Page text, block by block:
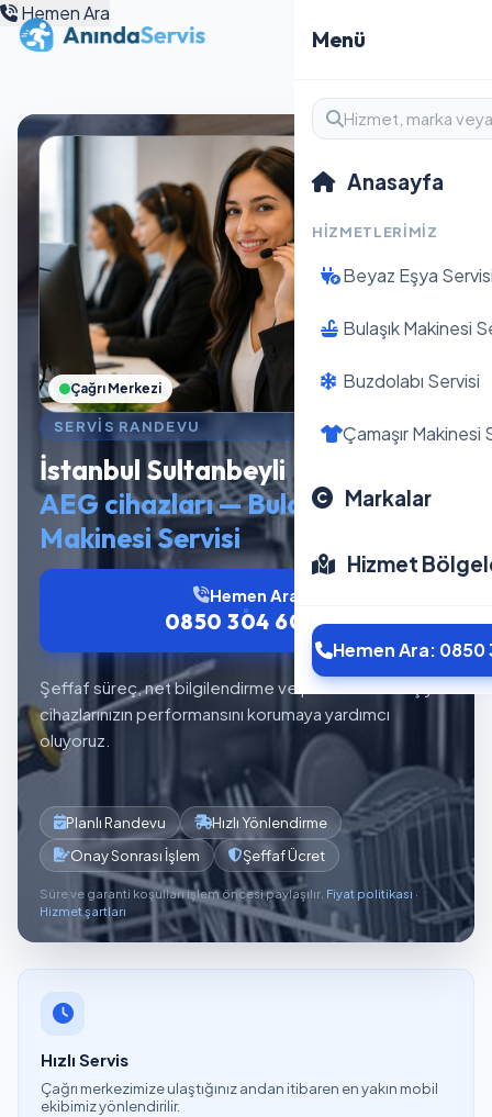
Menü
Anasayfa
HIZMETLERIMIZ
Beyaz Eşya
Bulaşık Makinesi
Buzdolabı Servisi
Çamaşır Makinesi
Markalar
Hizmet
Hemen Ara: 0850
Hemen Ara
SERVIS RANDEVU
İstanbul Sultanbeyli
AEG cihazları — Bulaşık
Makinesi Servisi
Şeffaf süreç, net bilgilendirme ve planlı servis akışıyla
cihazlarınızın performansını korumaya yardımcı
oluyoruz.
Hemen Ara
0850 304 6012
Planlı Randevu
Hızlı Yönlendirme
Onay Sonrası İşlem
Şeffaf Ücret
Süre ve garanti koşulları işlem öncesi paylaşılır. Fiyat politikası ·
Hizmet şartları
Çağrı Merkezi
Hızlı Servis
Çağrı merkezimize ulaştığınız andan itibaren en yakın mobil
ekibimiz yönlendirilir.